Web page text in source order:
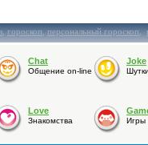
,гороскоп,персональный гороскоп,
Chat
Общение on-line
Joke
Love
Знакомства Игры